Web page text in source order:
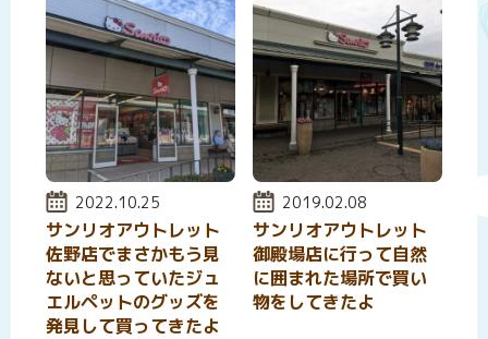
投稿日:
2022.10.25
サンリオアウトレット
佐野店でまさかもう見
ないと思っていたジュ
エルペットのグッズを
発見して買ってきたよ
投稿日:
2019.02.08
サンリオアウトレット
御殿場店に行って自然
に囲まれた場所で買い
物をしてきたよ